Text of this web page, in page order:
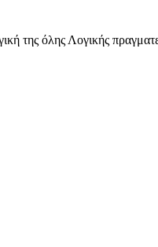
της όλης Λογικής